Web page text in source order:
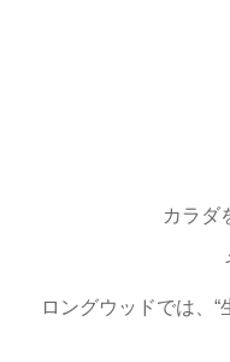
カラダ
ロングウッドでは、